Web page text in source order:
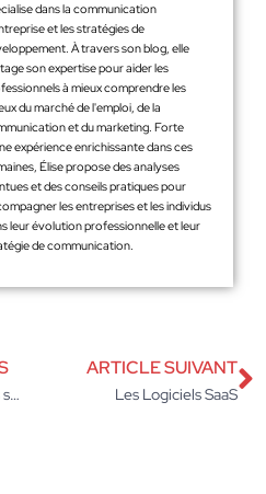
dans la communication
et les stratégies de
À travers son blog, elle
son expertise pour aider les
à mieux comprendre les
du marché de l'emploi, de la
et du marketing. Forte
expérience enrichissante dans ces
Élise propose des analyses
et des conseils pratiques pour
les entreprises et les individus
leur évolution professionnelle et leur
de communication.
Comment trouver des vidéos sur YouTube ?
ARTICLE SUIVANT
Les Logiciels SaaS